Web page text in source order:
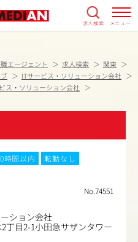
求人検索 メニュー
エージェント 求人検索
関東
ITサービス・ソリューション会社
ス・ソリューション会社
時間以内
転勤なし
No.74551
ション会社
丁目2-1小田急サザンタワー